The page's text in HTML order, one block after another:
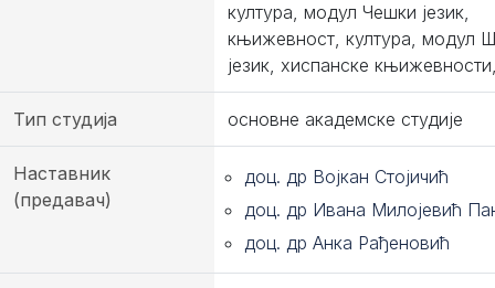
култура, модул Чешки језик,
књижевност, култура, модул
језик, хиспанске
Тип студија основне академске студије
Наставник
(предавач)
доц. др Војкан Стојичић
доц. др Ивана Милојевић
доц. др Анка Рађеновић